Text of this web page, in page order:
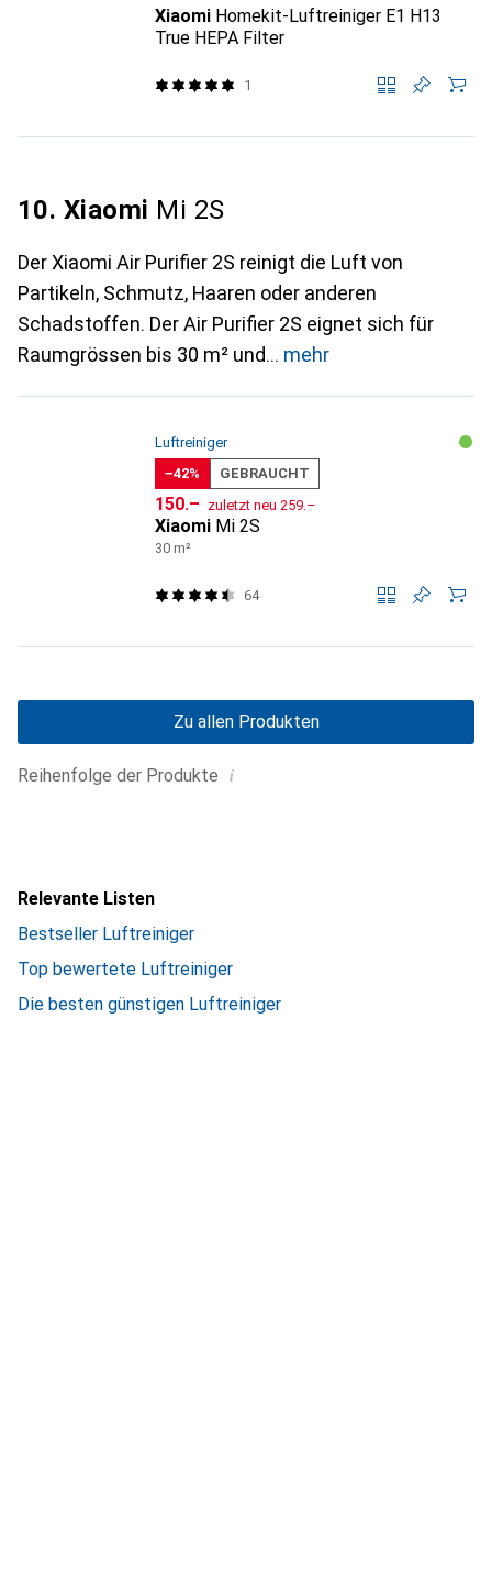
Xiaomi Homekit-Luftreiniger E1 H13
True HEPA Filter
1
10. Xiaomi Mi 2S
Der Xiaomi Air Purifier 2S reinigt die Luft von
Partikeln, Schmutz, Haaren oder anderen
Schadstoffen. Der Air Purifier 2S eignet sich für
Raumgrössen bis 30 m² und
mehr
Luftreiniger
−42%
GEBRAUCHT
CHF
150.– zuletzt neu CHF
259.–
Xiaomi Mi 2S
30 m²
64
Reihenfolge der Produkte i
Zu allen Produkten
Relevante Listen
Bestseller Luftreiniger
Top bewertete Luftreiniger
Die besten günstigen Luftreiniger